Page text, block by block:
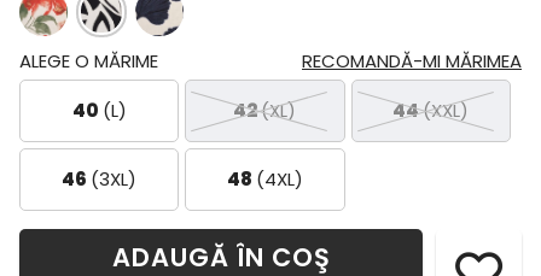
RECOMANDĂ-MI MĂRIMEA
ALEGE O MĂRIME
40 (L) 42(XL) 44(XXL)
46 (3XL) 48 (4XL)
ADAUGĂ ÎN COŞ